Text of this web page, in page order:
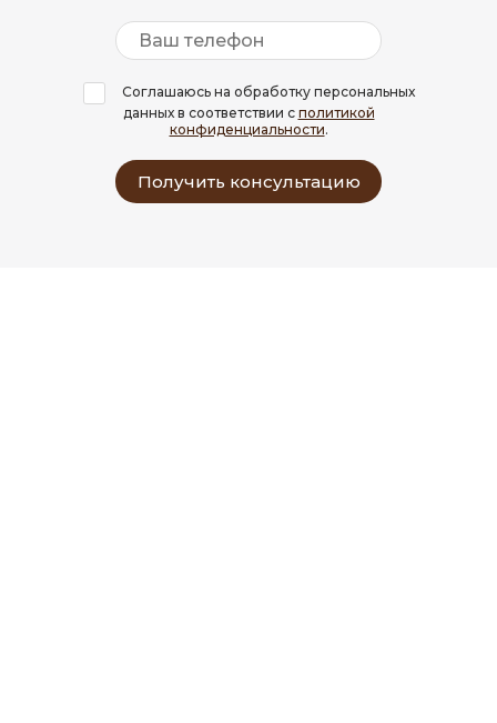
Соглашаюсь на обработку персональных
данных в соответствии с политикой
конфиденциальности.
Получить консультацию